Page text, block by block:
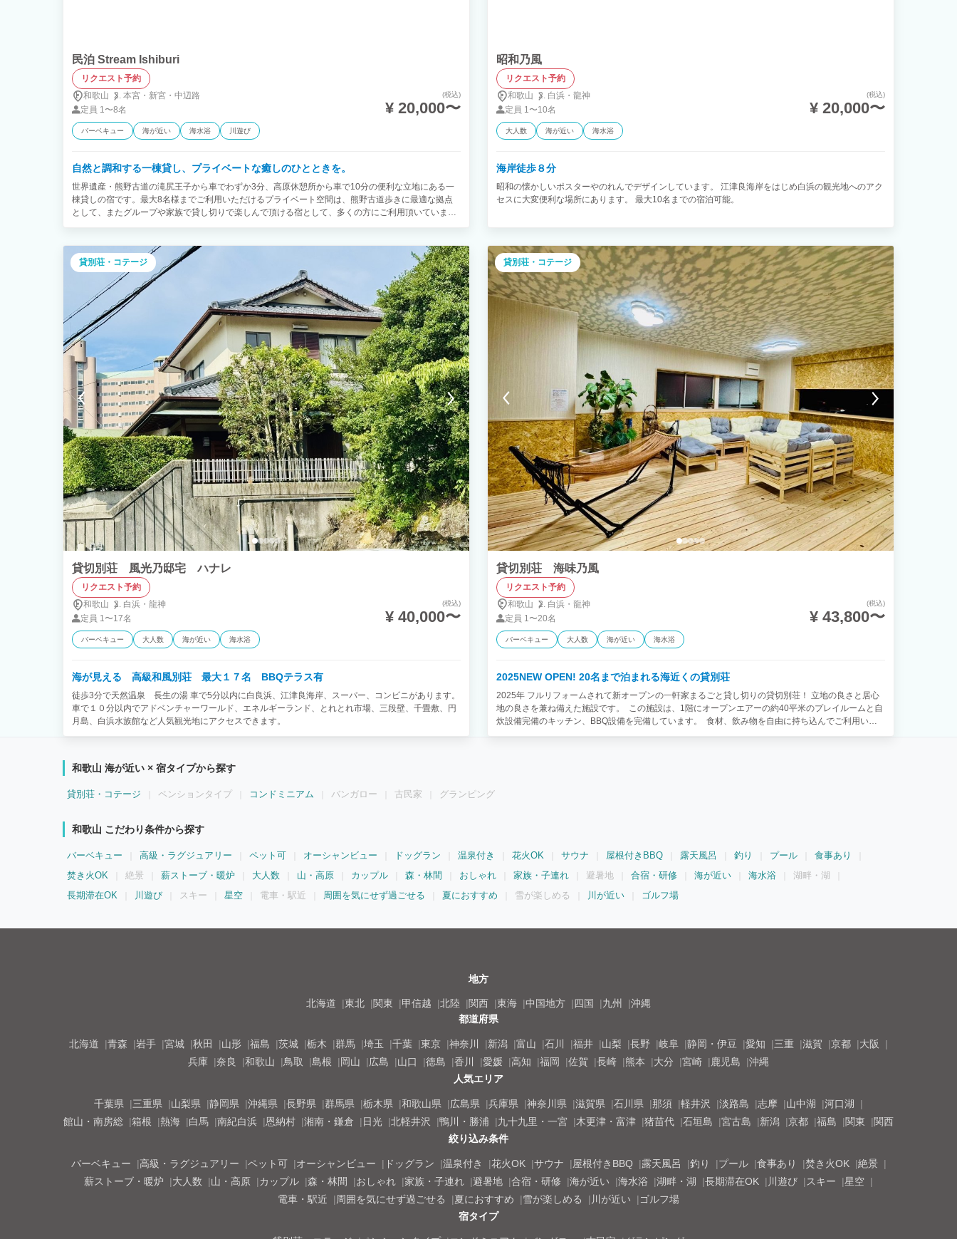
民泊 Stream Ishiburi
リクエスト予約
和歌山
本宮・ 新宮・ 中辺路
定員 1〜8名
(税込)
¥ 20,000〜
バーベキュー 海が近い 海水浴 川遊び
自然と調和する一棟貸し、プライベートな癒しのひとときを。
世界遺産・熊野古道の滝尻王子から車でわずか3分、高原休憩所から車で10分の便利な立地にある一
棟貸しの宿です。最大8名様までご利用いただけるプライベート空間は、熊野古道歩きに最適な拠点
として、またグループや家族で貸し切りで楽しんで頂ける宿として、多くの方にご利用頂いていま
旅行に最適なプライベート空間で、思い出に残るひとときをどうぞ♪
昭和乃風
リクエスト予約
和歌山
白浜・ 龍神
定員 1〜10名
(税込)
¥ 20,000〜
大人数 海が近い 海水浴
海岸徒歩８分
昭和の懐かしいポスターやのれんでデザインしています。 江津良海岸をはじめ白浜の観光地へのアク
セスに大変便利な場所にあります。 最大10名までの宿泊可能。
貸別荘・コテージ
貸切別荘 風光乃邸宅 ハナレ
リクエスト予約
和歌山
白浜・ 龍神
定員 1〜17名
(税込)
¥ 40,000〜
バーベキュー 大人数 海が近い 海水浴
海が見える 高級和風別荘 最大１７名 BBQテラス有
徒歩3分で天然温泉 長生の湯 車で5分以内に白良浜、江津良海岸、スーパー、コンビニがあります。
車で１０分以内でアドベンチャーワールド、エネルギーランド、とれとれ市場、三段壁、千畳敷、円
月島、白浜水族館など人気観光地にアクセスできます。
貸別荘・コテージ
貸切別荘 海味乃風
リクエスト予約
和歌山
白浜・ 龍神
定員 1〜20名
(税込)
¥ 43,800〜
バーベキュー 大人数 海が近い 海水浴
2025NEW OPEN! 20名まで泊まれる海近くの貸別荘
2025年 フルリフォームされて新オープンの一軒家まるごと貸し切りの貸切別荘！ 立地の良さと居心
地の良さを兼ね備えた施設です。 この施設は、1階にオープンエアーの約40平米のプレイルームと自
炊設備完備のキッチン、BBQ設備を完備しています。 食材、飲み物を自由に持ち込んでご利用いた
和歌山 海が近い × 宿タイプから探す
貸別荘・コテージ ペンションタイプ コンドミニアム バンガロー 古民家 グランピング
和歌山 こだわり条件から探す
バーベキュー 高級・ラグジュアリー ペット可 オーシャンビュー ドッグラン 温泉付き 花火OK サウナ 屋根付きBBQ 露天風呂 釣り プール
食事あり
焚き火OK
絶景 薪ストーブ・暖炉 大人数 山・高原 カップル 森・林間 おしゃれ 家族・子連れ 避暑地 合宿・研修 海が近い 海水浴
湖畔・湖
長期滞在OK
川遊び スキー 星空 電車・駅近 周囲を気にせず過ごせる 夏におすすめ 雪が楽しめる 川が近い ゴルフ場
地方
北海道 東北 関東 甲信越 北陸 関西 東海 中国地方 四国 九州
沖縄
都道府県
北海道 青森 岩手 宮城 秋田 山形 福島 茨城 栃木 群馬 埼玉 千葉 東京 神奈川 新潟 富山 石川 福井 山梨 長野 岐阜 静岡・伊豆 愛知 三重 滋賀 京都
大阪
兵庫
奈良 和歌山 鳥取 島根 岡山 広島 山口 徳島 香川 愛媛 高知 福岡 佐賀 長崎 熊本 大分 宮崎 鹿児島
沖縄
人気エリア
千葉県 三重県 山梨県 静岡県 沖縄県 長野県 群馬県 栃木県 和歌山県 広島県 兵庫県 神奈川県 滋賀県 石川県 那須 軽井沢 淡路島 志摩 山中湖
河口湖
館山・南房総
箱根 熱海 白馬 南紀白浜 恩納村 湘南・鎌倉 日光 北軽井沢 鴨川・勝浦 九十九里・一宮 木更津・富津 猪苗代 石垣島 宮古島 新潟 京都 福島 関東
関西
絞り込み条件
バーベキュー 高級・ラグジュアリー ペット可 オーシャンビュー ドッグラン 温泉付き 花火OK サウナ 屋根付きBBQ 露天風呂 釣り プール 食事あり 焚き火OK
絶景
薪ストーブ・暖炉
大人数 山・高原 カップル 森・林間 おしゃれ 家族・子連れ 避暑地 合宿・研修 海が近い 海水浴 湖畔・湖 長期滞在OK 川遊び スキー
星空
電車・駅近
周囲を気にせず過ごせる 夏におすすめ 雪が楽しめる 川が近い
ゴルフ場
宿タイプ